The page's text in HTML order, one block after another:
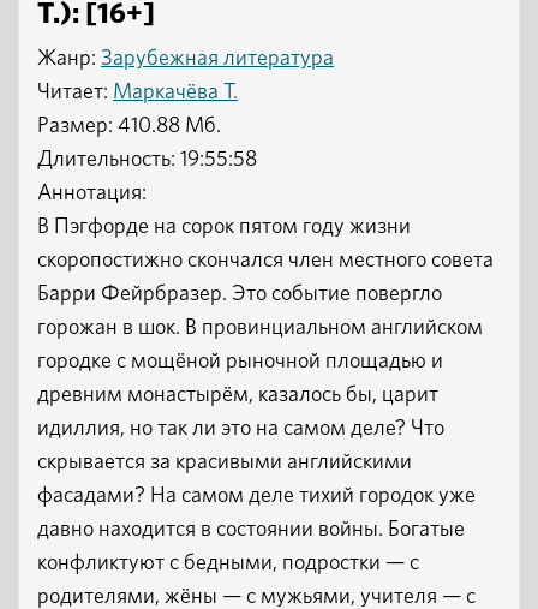
Т.): [16+]
Жанр: Зарубежная литература
Читает: Маркачёва Т.
Размер: 410.88 Мб.
Длительность: 19:55:58
Аннотация:
В Пэгфорде на сорок пятом году жизни
скоропостижно скончался член местного совета
Барри Фейрбразер. Это событие повергло
горожан в шок. В провинциальном английском
городке с мощёной рыночной площадью и
древним монастырём, казалось бы, царит
идиллия, но так ли это на самом деле? Что
скрывается за красивыми английскими
фасадами? На самом деле тихий городок уже
давно находится в состоянии войны. Богатые
конфликтуют с бедными, подростки — с
родителями, жёны — с мужьями, учителя — с